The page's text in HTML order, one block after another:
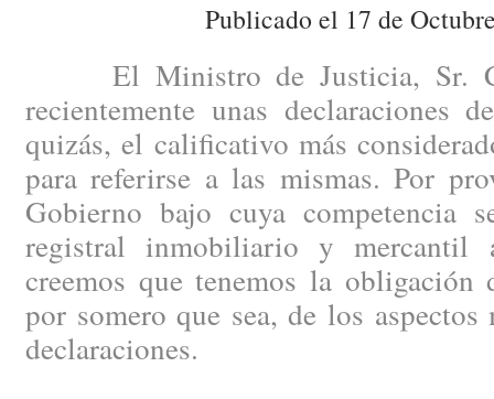
Publicado el 17 de
El Ministro de Justicia, Sr.
recientemente unas declaraciones
quizás, el calificativo más
para referirse a las mismas. Por
Gobierno bajo cuya competencia
registral inmobiliario y mercantil
creemos que tenemos la
por somero que sea, de los aspectos
declaraciones.